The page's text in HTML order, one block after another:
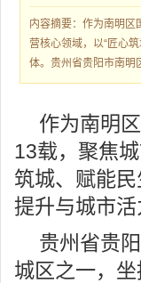
内容摘要：作为南明
营核心领域，以“匠心
体。贵州省贵阳市南明
作为南明
13载，聚焦
筑城、赋能
提升与城市活
贵州省贵
城区之一，